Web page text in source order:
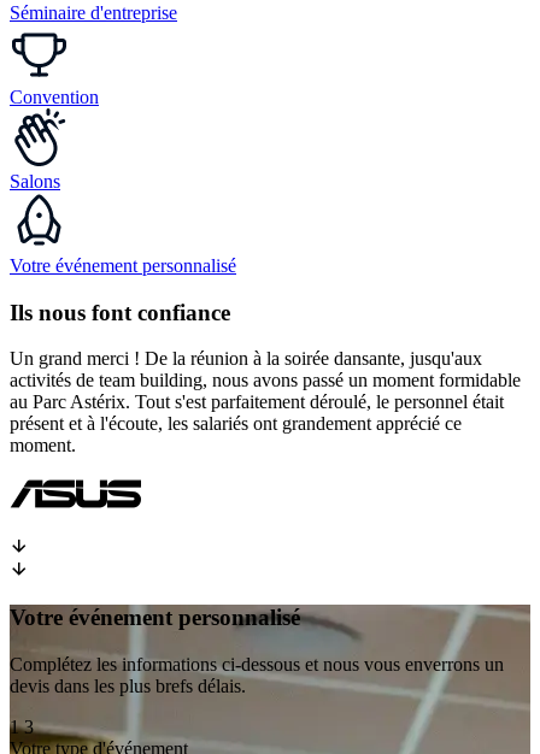
Séminaire d'entreprise
Convention
Salons
Votre événement personnalisé
Ils nous font confiance
Un grand merci ! De la réunion à la soirée dansante, jusqu'aux
activités de team building, nous avons passé un moment formidable
au Parc Astérix. Tout s'est parfaitement déroulé, le personnel était
présent et à l'écoute, les salariés ont grandement apprécié ce
moment.
Votre événement personnalisé
Complétez les informations ci-dessous et nous vous enverrons un
devis dans les plus brefs délais.
1 3
Votre type d'événement